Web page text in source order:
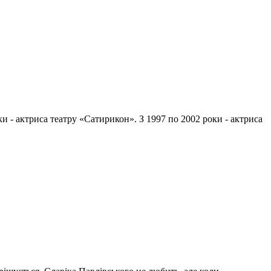
актриса театру «Сатирикон». З 1997 по 2002 роки - актриса